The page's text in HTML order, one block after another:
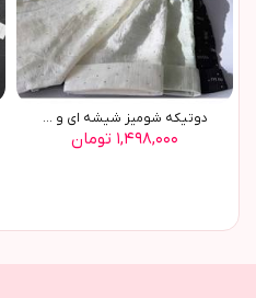
دوتیکه شومیز شیشه ای و ...
۱,۴۹۸,۰۰۰ تومان